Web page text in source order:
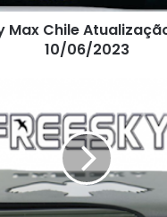
Max Chile
10/06/2023